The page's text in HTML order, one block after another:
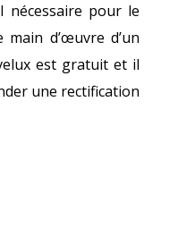
nécessaire pour le
d’œuvre d’un
est gratuit et il
une rectification